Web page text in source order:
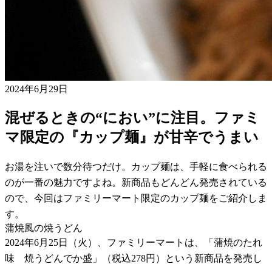
2024年6月29日
混ぜるときの“におい”に注目。ファミ
マ限定の『カップ麺』が甘辛でうまい
お湯を注いで数分待つだけ。カップ麺は、手軽に食べられる
のが一番の魅力ですよね。新商品もどんどん発売されている
ので、今回はファミリーマート限定のカップ麺をご紹介しま
す。
蒲焼風の焼うどん
2024年6月25日（火）、ファミリーマートは、「蒲焼のたれ
味 焼うどんでか盛」（税込278円）という新商品を発売し